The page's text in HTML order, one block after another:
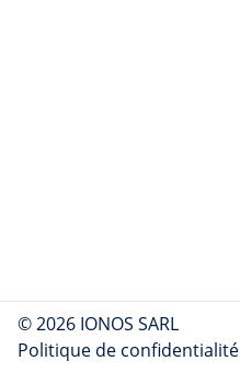
© 2026 IONOS SARL
Politique de confidentialité